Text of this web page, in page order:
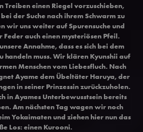
Treiben einen Riegel vorzuschieben,
der Suche nach ihrem Schwarm zu
wir uns weiter auf Spurensuche und
Feder auch einen mysteriösen Pfeil.
Annahme, dass es sich bei dem
handeln muss. Wir klären Kyunshii auf
Menschen vom Liebesfluch. Nach
Ayame dem Übeltäter Haruya, der
in seiner Prinzessin zurückzuholen.
in Ayames Unterbewusstsein bereits
Am nächsten Tag wagen wir noch
Yokaimaten und ziehen hier nun das
Los: einen Kurooni.